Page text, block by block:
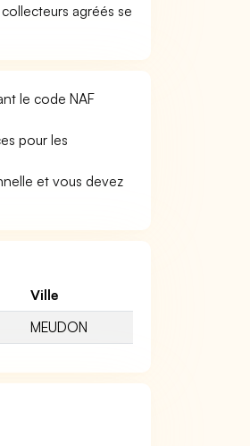
agréés se
le code NAF
pour les
et vous devez
Ville
MEUDON